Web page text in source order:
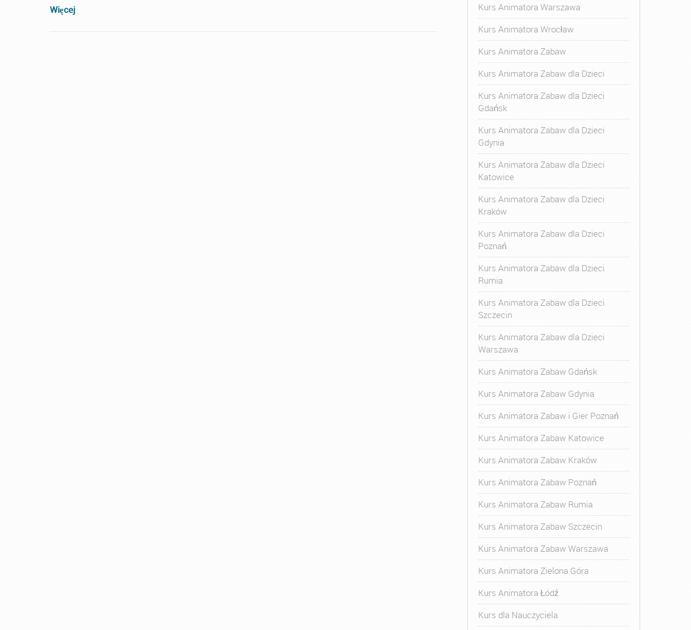
Więcej
Kurs Animatora Warszawa
Kurs Animatora Wrocław
Kurs Animatora Zabaw
Kurs Animatora Zabaw dla Dzieci
Kurs Animatora Zabaw dla Dzieci
Gdańsk
Kurs Animatora Zabaw dla Dzieci
Gdynia
Kurs Animatora Zabaw dla Dzieci
Katowice
Kurs Animatora Zabaw dla Dzieci
Kraków
Kurs Animatora Zabaw dla Dzieci
Poznań
Kurs Animatora Zabaw dla Dzieci
Rumia
Kurs Animatora Zabaw dla Dzieci
Szczecin
Kurs Animatora Zabaw dla Dzieci
Warszawa
Kurs Animatora Zabaw Gdańsk
Kurs Animatora Zabaw Gdynia
Kurs Animatora Zabaw i Gier Poznań
Kurs Animatora Zabaw Katowice
Kurs Animatora Zabaw Kraków
Kurs Animatora Zabaw Poznań
Kurs Animatora Zabaw Rumia
Kurs Animatora Zabaw Szczecin
Kurs Animatora Zabaw Warszawa
Kurs Animatora Zielona Góra
Kurs Animatora Łódź
Kurs dla Nauczyciela